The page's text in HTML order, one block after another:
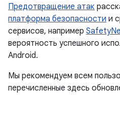
Предотвращение атак
платформа безопасности и
сервисов, например
вероятность успешного
Android.
Мы рекомендуем всем
перечисленные здесь